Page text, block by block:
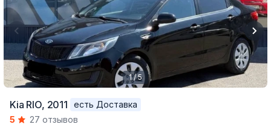
of
1 / 5
Kia RIO, 2011
есть Доставка
5
27 отзывов